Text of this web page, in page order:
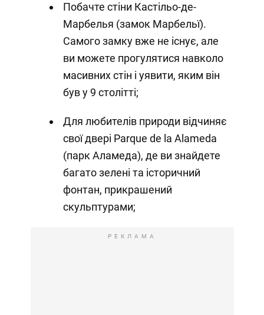
Побачте стіни Кастільо-де-
Марбелья (замок Марбельї).
Самого замку вже не існує, але
ви можете прогулятися навколо
масивних стін і уявити, яким він
був у 9 столітті;
Для любителів природи відчиняє
свої двері Parque de la Alameda
(парк Аламеда), де ви знайдете
багато зелені та історичний
фонтан, прикрашений
скульптурами;
РЕКЛАМА